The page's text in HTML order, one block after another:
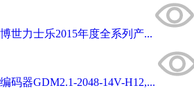
博世力士乐2015年度全系列产...
编码器GDM2.1-2048-14V-H12,...